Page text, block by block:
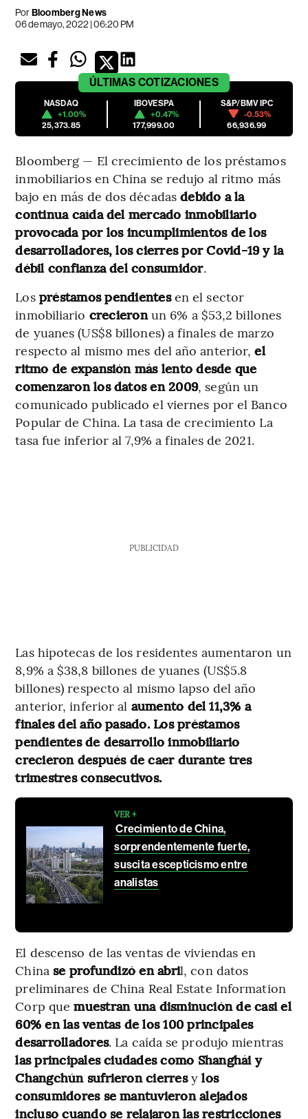
PorBloomberg News
06 de mayo, 2022 | 06:20 PM
ÚLTIMAS COTIZACIONES
NASDAQ
+1.00%
25,373.85
IBOVESPA
+0.47%
177,999.00
S&P/BMV IPC
-0.53%
66,936.99
Bloomberg — El crecimiento de los préstamos
inmobiliarios en China se redujo al ritmo más
bajo en más de dos décadasdebido a la
continua caída del mercado inmobiliario
provocada por los incumplimientos de los
desarrolladores, los cierres por Covid-19 y la
débil confianza del consumidor.
Lospréstamos pendientesen el sector
inmobiliario crecieronun 6% a $53,2 billones
de yuanes (US$8 billones) a finales de marzo
respecto al mismo mes del año anterior,el
ritmo de expansión más lento desde que
comenzaron los datos en 2009, según un
comunicado publicado el viernes por el Banco
Popular de China. La tasa de crecimiento La
tasa fue inferior al 7,9% a finales de 2021.
PUBLICIDAD
Las hipotecas de los residentes aumentaron un
8,9% a $38,8 billones de yuanes (US$5.8
billones) respecto al mismo lapso del año
anterior, inferior al aumento del 11,3% a
finales del año pasado. Los préstamos
pendientes de desarrollo inmobiliario
crecieron después de caer durante tres
trimestres consecutivos.
VER +
Crecimiento de China,
sorprendentemente fuerte,
suscita escepticismo entre
analistas
El descenso de las ventas de viviendas en
China se profundizó en abril, con datos
preliminares de China Real Estate Information
Corp que muestran una disminución de casi el
60% en las ventas de los 100 principales
desarrolladores. La caída se produjo mientras
las principales ciudades como Shanghái y
Changchún sufrieron cierresylos
consumidores se mantuvieron alejados
incluso cuando se relajaron las restricciones